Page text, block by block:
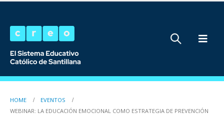
HOME
EVENTOS
WEBINAR: LA EDUCACIÓN EMOCIONAL COMO ESTRATEGIA DE PREVENCIÓN